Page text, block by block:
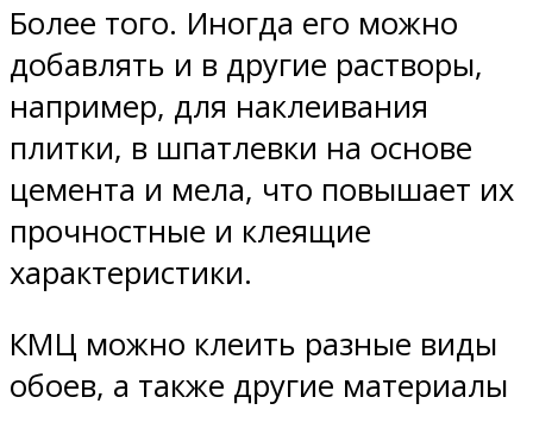
Более того. Иногда его можно
добавлять и в другие растворы,
например, для наклеивания
плитки, в шпатлевки на основе
цемента и мела, что повышает их
прочностные и клеящие
характеристики.
КМЦ можно клеить разные виды
обоев, а также другие материалы